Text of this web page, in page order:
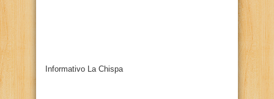
Informativo La Chispa